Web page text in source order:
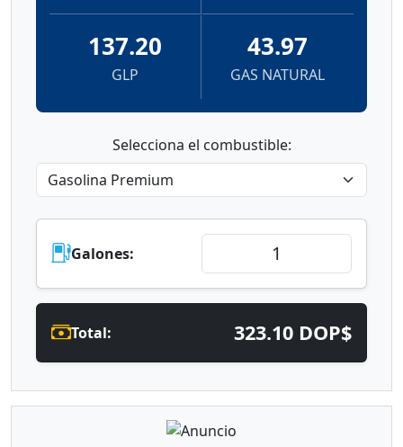
137.20
GLP
43.97
GAS NATURAL
Selecciona el combustible:
Galones:
Total: 323.10 DOP$